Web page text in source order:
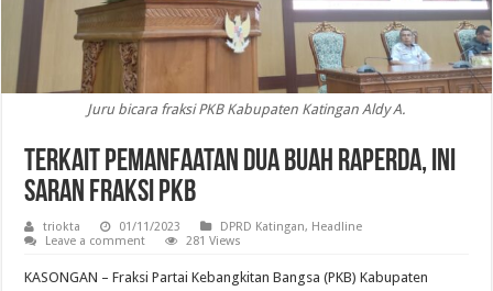
Juru bicara fraksi PKB Kabupaten Katingan Aldy A.
Terkait Pemanfaatan Dua Buah Raperda, Ini
Saran Fraksi PKB
triokta 01/11/2023 DPRD Katingan, Headline
Leave a comment
281 Views
KASONGAN – Fraksi Partai Kebangkitan Bangsa (PKB) Kabupaten